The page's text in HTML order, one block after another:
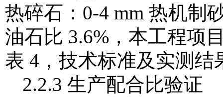
热碎石：0-4 mm 热机制
油石比 3.6%，本工程项
表 4，技术标准及实测结
2.2.3 生产配合比验证